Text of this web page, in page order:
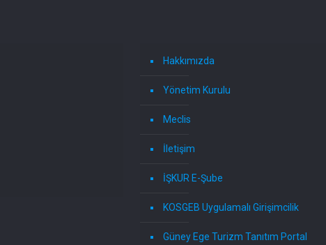
Hakkımızda
Yönetim Kurulu
Meclis
İletişim
İŞKUR E-Şube
KOSGEB Uygulamalı Girişimcilik
Güney Ege Turizm Tanıtım Portal